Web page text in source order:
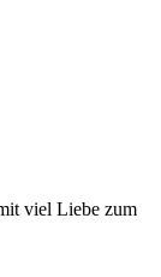
viel Liebe zum